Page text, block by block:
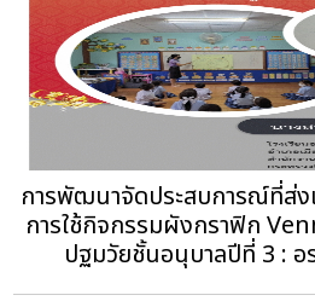
การพัฒนาจัดประสบการณ์ที่ส่ง
การใช้กิจกรรมผังกราฟิก
ปฐมวัยชั้นอนุบาลปีที่ 3 :